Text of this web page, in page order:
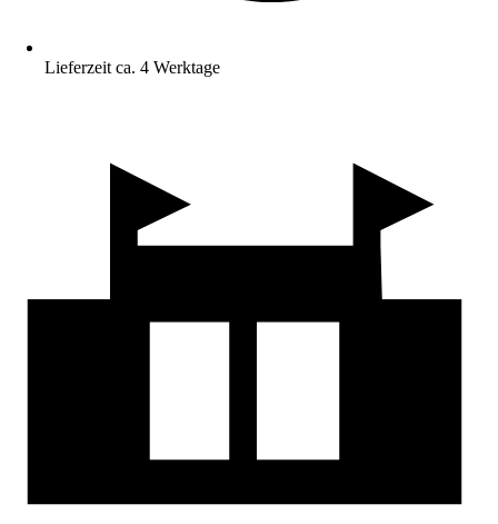
Lieferzeit ca. 4 Werktage